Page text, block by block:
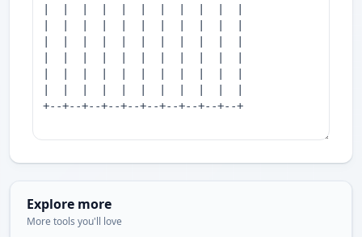
Explore more
More tools you'll love